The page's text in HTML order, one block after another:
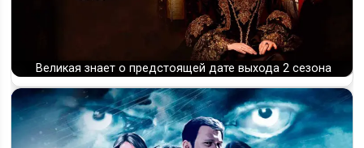
Великая знает о предстоящей дате выхода 2 сезона